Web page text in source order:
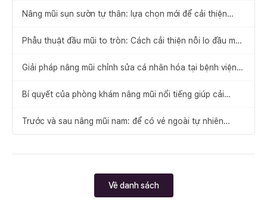
Nâng mũi sụn sườn tự thân: lựa chọn mới để cải thiện
Phẫu thuật đầu mũi to tròn: Cách cải thiện nỗi lo đầu mũi
Giải pháp nâng mũi chỉnh sửa cá nhân hóa tại bệnh viện
Bí quyết của phòng khám nâng mũi nổi tiếng giúp cải
Trước và sau nâng mũi nam: để có vẻ ngoài tự nhiên
nhưng mạnh mẽ
Về danh sách